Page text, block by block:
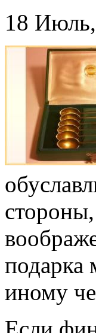
18
подарка
иному